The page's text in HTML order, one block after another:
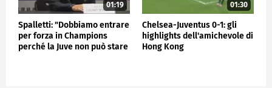
01:19
Spalletti: "Dobbiamo entrare
per forza in Champions
perché la Juve non può stare
01:30
Chelsea-Juventus 0-1: gli
highlights dell'amichevole di
Hong Kong